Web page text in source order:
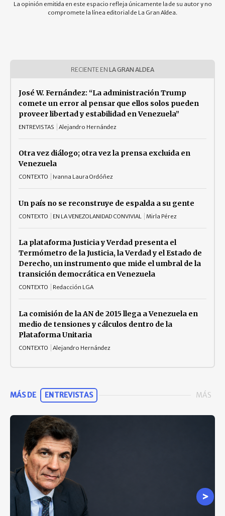
La opinión emitida en este espacio refleja únicamente la de su autor y no
compromete la línea editorial de La Gran Aldea.
RECIENTE EN LA GRAN ALDEA
José W. Fernández: “La administración Trump
comete un error al pensar que ellos solos pueden
proveer libertad y estabilidad en Venezuela”
ENTREVISTAS Alejandro Hernández
Otra vez diálogo; otra vez la prensa excluida en
Venezuela
CONTEXTO Ivanna Laura Ordóñez
Un país no se reconstruye de espalda a su gente
CONTEXTO EN LA VENEZOLANIDAD CONVIVIAL Mirla Pérez
La plataforma Justicia y Verdad presenta el
Termómetro de la Justicia, la Verdad y el Estado de
Derecho, un instrumento que mide el umbral de la
transición democrática en Venezuela
CONTEXTO Redacción LGA
La comisión de la AN de 2015 llega a Venezuela en
medio de tensiones y cálculos dentro de la
Plataforma Unitaria
CONTEXTO Alejandro Hernández
MÁS DE ENTREVISTAS MÁS